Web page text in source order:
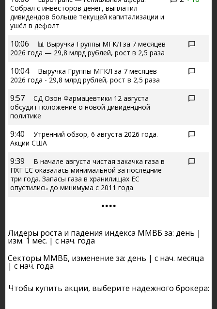
Собрал с инвесторов денег, выплатил
дивидендов больше текущей капитализации и
ушёл в дефолт
10:06
📊 Выручка Группы МГКЛ за 7 месяцев
2026 года — 29,8 млрд рублей, рост в 2,5 раза
10:04
Выручка Группы МГКЛ за 7 месяцев
2026 года - 29,8 млрд рублей, рост в 2,5 раза
9:57
СД Озон Фармацевтики 12 августа
обсудит положение о новой дивидендной
политике
9:40
Утренний обзор, 6 августа 2026 года.
Акции США
9:39
В начале августа чистая закачка газа в
ПХГ ЕС оказалась минимальной за последние
три года. Запасы газа в хранилищах ЕС
опустились до минимума с 2011 года
....
Лидеры роста и падения индекса ММВБ за:день |
изм. 1 мес. |с нач. года
Секторы ММВБ, изменение за:день |с нач. месяца
|с нач. года
Чтобы купить акции, выберите надежного брокера: